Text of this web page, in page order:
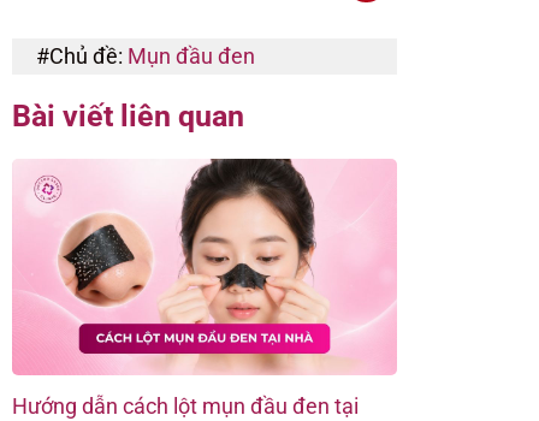
#Chủ đề: Mụn đầu đen
Bài viết liên quan
Hướng dẫn cách lột mụn đầu đen tại